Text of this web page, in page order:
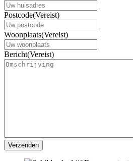
Postcode(Vereist)
Woonplaats(Vereist)
Bericht(Vereist)